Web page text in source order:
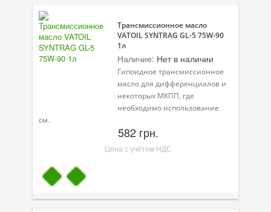
Технологические жидкости
Зимняя программа
Трансмиссионное масло
VATOIL SYNTRAG GL-5 75W-90
1л
Наличие: Нет в наличии
Гипоидное трансмиссионное
масло для дифференциалов и
некоторых МКПП, где
необходимо использование
см..
582 грн.
Цена с учётом НДС